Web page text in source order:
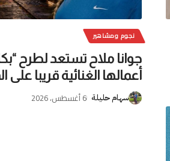
نجوم ومشاهير
جوانا ملاح تستعد لطرح
أعمالها الغنائية قريبا
سهام حليلة 6 أغسطس، 2026